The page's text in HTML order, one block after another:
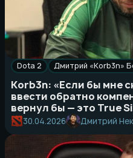
Dota 2 Дмитрий «Korb3n»
Korb3n: «Если бы мне
ввести обратно
вернул бы — это True
30.04.2026 Дмитрий